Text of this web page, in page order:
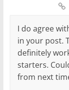
I do agree
in your post.
definitely
starters.
from next